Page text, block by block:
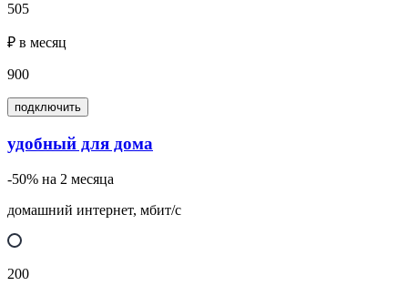
505
₽ в месяц
900
подключить
удобный для дома
-50% на 2 месяца
домашний интернет, мбит/с
200